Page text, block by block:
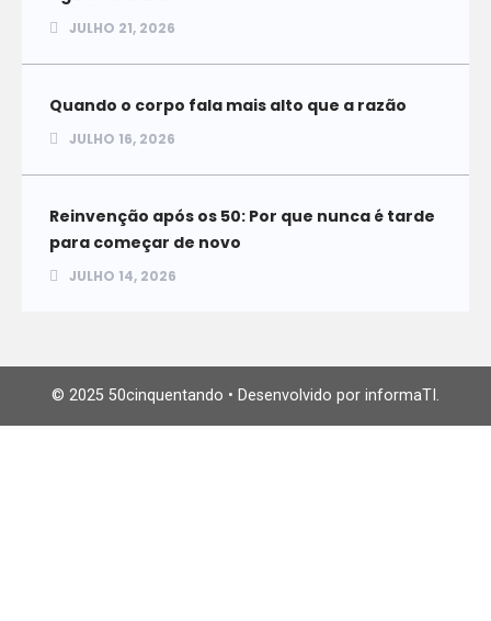
JULHO 21, 2026
Quando o corpo fala mais alto que a razão
JULHO 16, 2026
Reinvenção após os 50: Por que nunca é tarde
para começar de novo
JULHO 14, 2026
© 2025 50cinquentando • Desenvolvido por informaTI.